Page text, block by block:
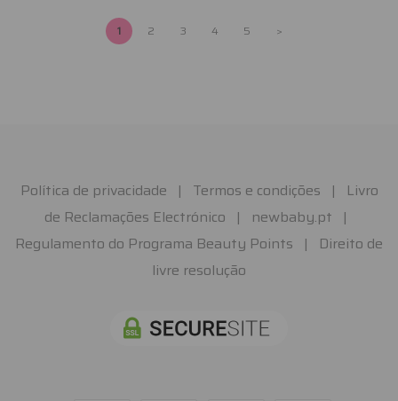
1 2 3 4 5 >
Política de privacidade | Termos e condições | Livro
de Reclamações Electrónico | newbaby.pt |
Regulamento do Programa Beauty Points | Direito de
livre resolução